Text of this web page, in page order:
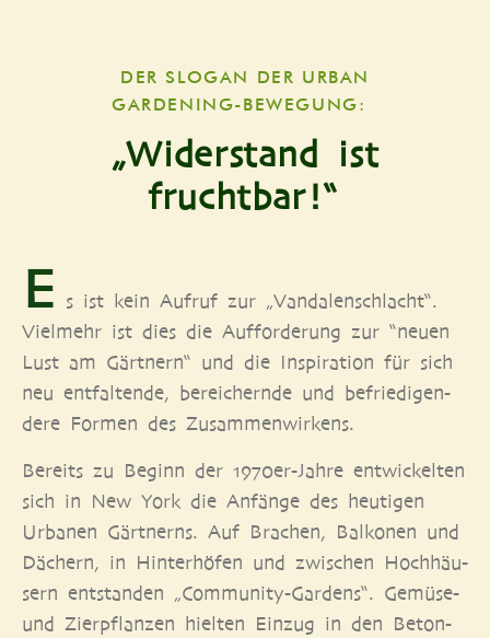
DER SLO­GAN DER URBAN
GARDENING-BEWEGUNG:
„Widerstand ist
fruchtbar!“
E s ist kein Auf­ruf zur „Van­da­len­schlacht“.
Viel­mehr ist dies die Auf­for­de­rung zur “neu­en
Lust am Gärt­nern“ und die Inspi­ra­ti­on für sich
neu ent­fal­ten­de, berei­chern­de und befrie­di­gen­
de­re For­men des Zusammenwirkens.
Bereits zu Beginn der 1970er-Jah­re ent­wi­ckel­ten
sich in New York die Anfän­ge des heu­ti­gen
Urba­nen Gärt­nerns. Auf Bra­chen, Bal­ko­nen und
Dächern, in Hin­ter­hö­fen und zwi­schen Hoch­häu­
sern ent­stan­den „Com­mu­ni­ty-Gar­dens“. Gemü­se-
und Zier­pflan­zen hiel­ten Ein­zug in den Beton­